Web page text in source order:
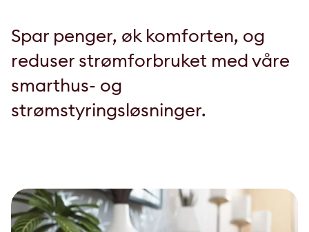
Spar penger, øk komforten, og
reduser strømforbruket med våre
smarthus- og
strømstyringsløsninger.